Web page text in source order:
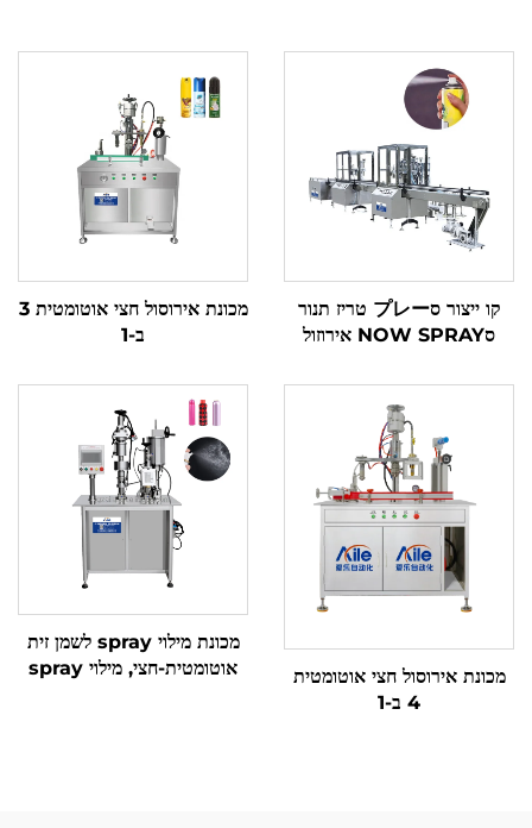
קו ייצור סプレー טריז תנור
סNOW SPRAY אירוזול
ייצורDisposable hair
color spray aerosol
filling קו ייצור
מכונת אירוסול חצי אוטומטית 3
ב-1
מכונת אירוסול חצי אוטומטית
4 ב-1
מכונת מילוי spray לשמן זית
אוטומטית-חצי, מילוי spray